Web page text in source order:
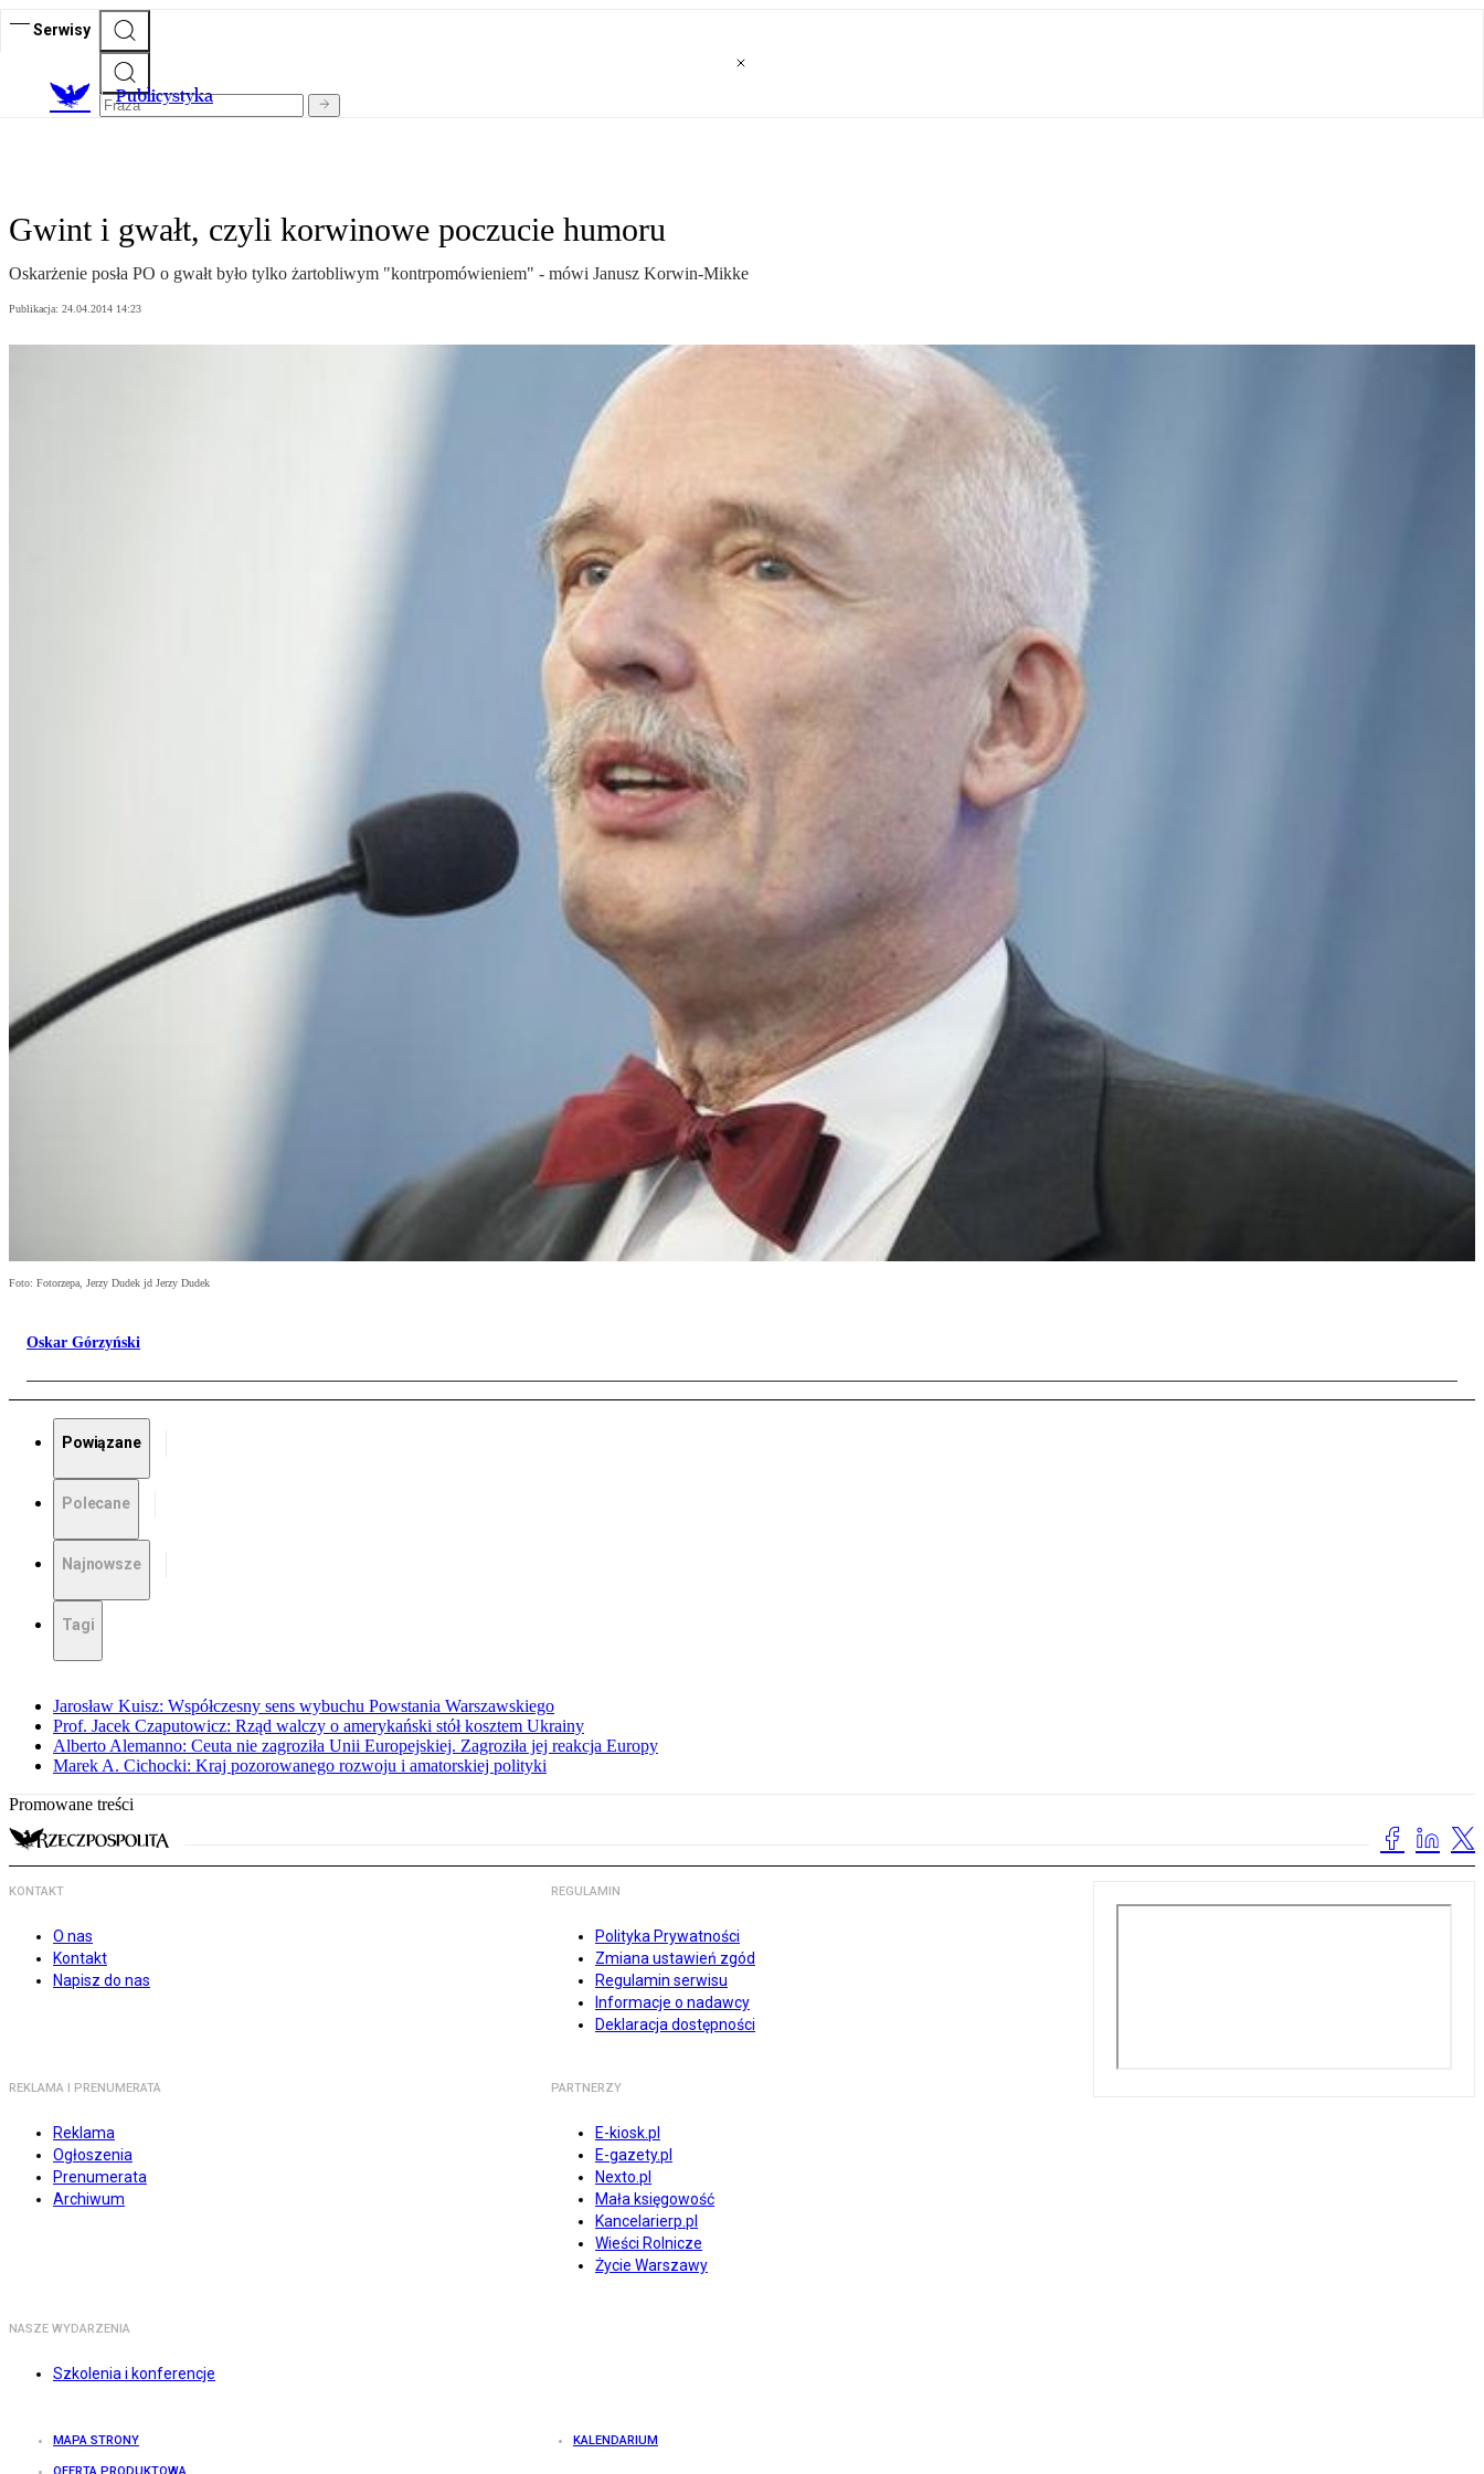
Serwisy
Publicystyka
Gwint i gwałt, czyli korwinowe poczucie humoru
Oskarżenie posła PO o gwałt było tylko żartobliwym "kontrpomówieniem" - mówi Janusz Korwin-Mikke
Publikacja: 24.04.2014 14:23
Foto: Fotorzepa, Jerzy Dudek jd Jerzy Dudek
Oskar Górzyński
Powiązane
Polecane
Najnowsze
Tagi
Jarosław Kuisz: Współczesny sens wybuchu Powstania Warszawskiego
Prof. Jacek Czaputowicz: Rząd walczy o amerykański stół kosztem Ukrainy
Alberto Alemanno: Ceuta nie zagroziła Unii Europejskiej. Zagroziła jej reakcja Europy
Marek A. Cichocki: Kraj pozorowanego rozwoju i amatorskiej polityki
Promowane treści
KONTAKT
O nas
Kontakt
Napisz do nas
REGULAMIN
Polityka Prywatności
Zmiana ustawień zgód
Regulamin serwisu
Informacje o nadawcy
Deklaracja dostępności
REKLAMA I PRENUMERATA
Reklama
Ogłoszenia
Prenumerata
Archiwum
PARTNERZY
E-kiosk.pl
E-gazety.pl
Nexto.pl
Mała księgowość
Kancelarierp.pl
Wieści Rolnicze
Życie Warszawy
NASZE WYDARZENIA
Szkolenia i konferencje
MAPA STRONY KALENDARIUM